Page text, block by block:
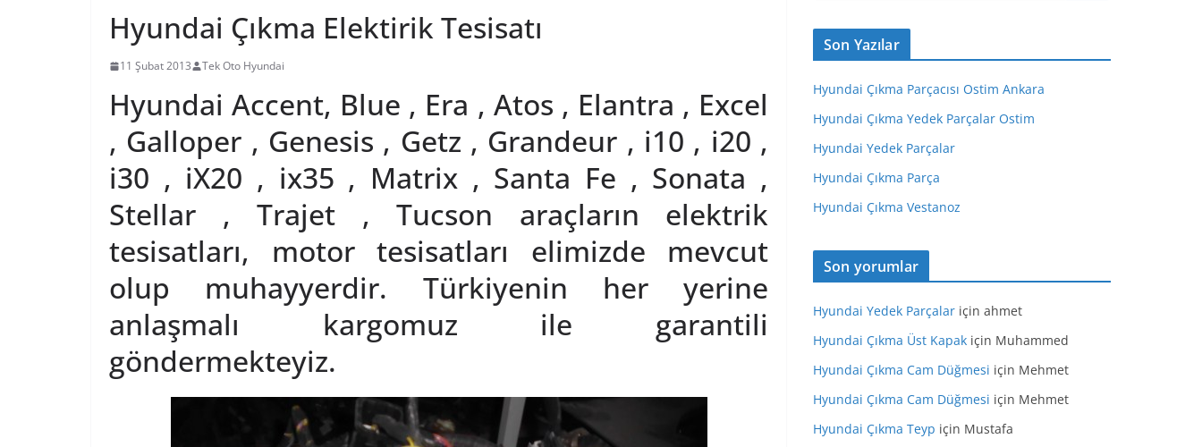
Hyundai Çıkma Elektirik Tesisatı
11 Şubat 2013 Tek Oto Hyundai
Hyundai Accent, Blue , Era , Atos , Elantra , Excel
, Galloper , Genesis , Getz , Grandeur , i10 , i20 ,
i30 , iX20 , ix35 , Matrix , Santa Fe , Sonata ,
Stellar , Trajet , Tucson araçların elektrik
tesisatları, motor tesisatları elimizde mevcut
olup muhayyerdir. Türkiyenin her yerine
anlaşmalı kargomuz ile garantili
göndermekteyiz.
Son Yazılar
Hyundai Çıkma Parçacısı Ostim Ankara
Hyundai Çıkma Yedek Parçalar Ostim
Hyundai Yedek Parçalar
Hyundai Çıkma Parça
Hyundai Çıkma Vestanoz
Son yorumlar
Hyundai Yedek Parçalar için ahmet
Hyundai Çıkma Üst Kapak için Muhammed
Hyundai Çıkma Cam Düğmesi için Mehmet
Hyundai Çıkma Cam Düğmesi için Mehmet
Hyundai Çıkma Teyp için Mustafa